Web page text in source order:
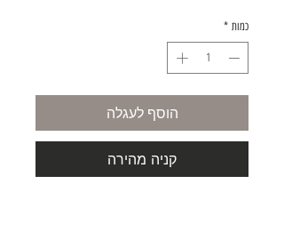
כמות *
הוסף לעגלה
קניה מהירה